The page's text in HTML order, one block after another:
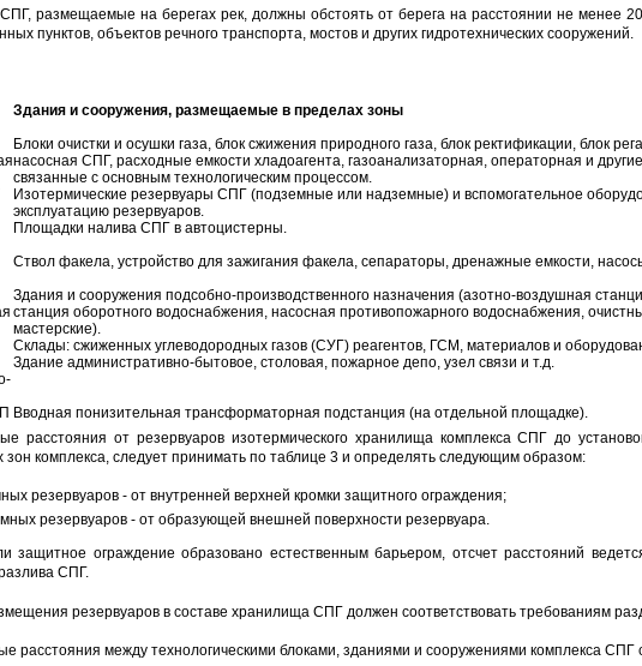
размещаемые на берегах рек, должны обстоять от берега на расстоянии не менее
пунктов, объектов речного транспорта, мостов и других гидротехнических сооружений.
Здания и сооружения, размещаемые в пределах зоны
Блоки очистки и осушки газа, блок сжижения природного газа, блок ректификации, блок
насосная СПГ, расходные емкости хладоагента, газоанализаторная, операторная и
связанные с основным технологическим процессом.
Изотермические резервуары СПГ (подземные или надземные) и вспомогательное
эксплуатацию резервуаров.
Площадки налива СПГ в автоцистерны.
Ствол факела, устройство для зажигания факела, сепараторы, дренажные емкости,
Здания и сооружения подсобно-производственного назначения (азотно-воздушная
станция оборотного водоснабжения, насосная противопожарного водоснабжения,
мастерские).
Склады: сжиженных углеводородных газов (СУГ) реагентов, ГСМ, материалов и
Здание административно-бытовое, столовая, пожарное депо, узел связи и т.д.
Вводная понизительная трансформаторная подстанция (на отдельной площадке).
расстояния от резервуаров изотермического хранилища комплекса СПГ до
зон комплекса, следует принимать по таблице 3 и определять следующим образом:
резервуаров - от внутренней верхней кромки защитного ограждения;
резервуаров - от образующей внешней поверхности резервуара.
защитное ограждение образовано естественным барьером, отсчет расстояний
СПГ.
резервуаров в составе хранилища СПГ должен соответствовать требованиям
расстояния между технологическими блоками, зданиями и сооружениями комплекса СПГ